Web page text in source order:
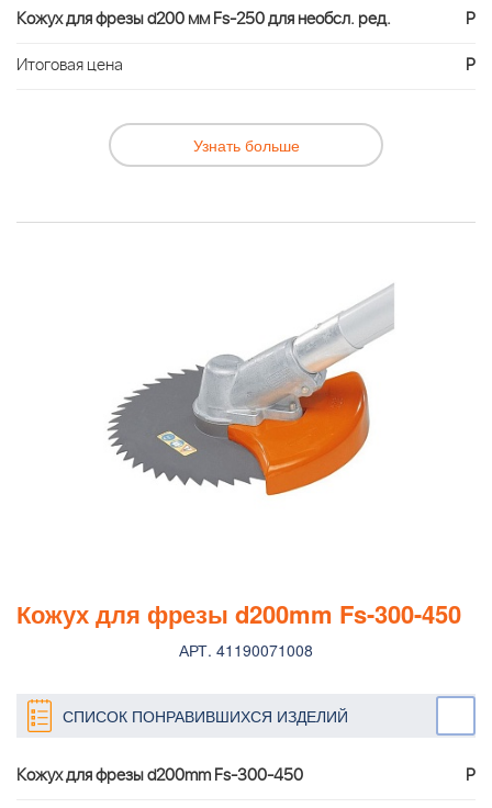
Кожух для фрезы d200 мм Fs-250 для необсл. ред.
Р
Итоговая цена
Р
Узнать больше
Кожух для фрезы d200mm Fs-300-450
АРТ. 41190071008
СПИСОК ПОНРАВИВШИХСЯ ИЗДЕЛИЙ
Кожух для фрезы d200mm Fs-300-450
Р